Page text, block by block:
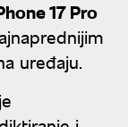
17 Pro
uređaju.